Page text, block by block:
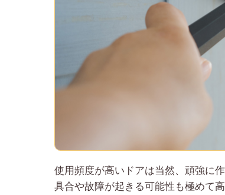
使用頻度が高いドアは当然、頑強に
具合や故障が起きる可能性も極めて